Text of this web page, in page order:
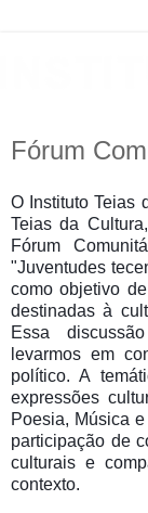
Fórum
O Instituto Teias
Teias da
Fórum
"Juventudes
como objetivo
destinadas à
Essa
levarmos em
político. A
expressões
Poesia, Música
participação de
culturais e
contexto.